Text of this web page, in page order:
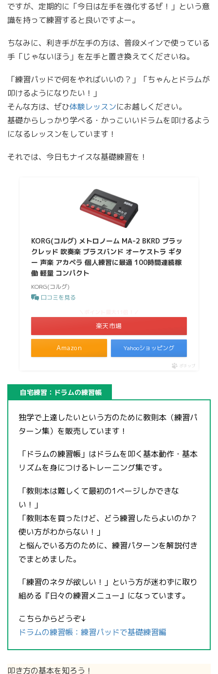
ですが、定期的に「今日は左手を強化するぜ！」という意
識を持って練習すると良いですよー。
ちなみに、利き手が左手の方は、普段メインで使っている
手「じゃないほう」を左手と置き換えてくださいね。
「練習パッドで何をやればいいの？」「ちゃんとドラムが
叩けるようになりたい！」
そんな方は、ぜひ体験レッスンにお越しください。
基礎からしっかり学べる・かっこいいドラムを叩けるよう
になるレッスンをしています！
それでは、今日もナイスな基礎練習を！
KORG(コルグ) メトロノーム MA-2 BKRD ブラッ
クレッド 吹奏楽 ブラスバンド オーケストラ ギタ
ー 声楽 アカペラ 個人練習に最適 100時間連続稼
働 軽量 コンパクト
KORG(コルグ)
口コミを見る
Amazon
楽天市場
Yahooショッピング
ポチップ
自宅練習：ドラムの練習帳
独学で上達したいという方のために教則本（練習パ
ターン集）を販売しています！
「ドラムの練習帳」はドラムを叩く基本動作・基本
リズムを身につけるトレーニング集です。
「教則本は難しくて最初の1ページしかできな
い！」
「教則本を買ったけど、どう練習したらよいのか？
使い方がわからない！」
と悩んでいる方のために、練習パターンを解説付き
でまとめました。
「練習のネタが欲しい！」という方が迷わずに取り
組める『日々の練習メニュー』になっています。
こちらからどうぞ↓
ドラムの練習帳：練習パッドで基礎練習編
叩き方の基本を知ろう！